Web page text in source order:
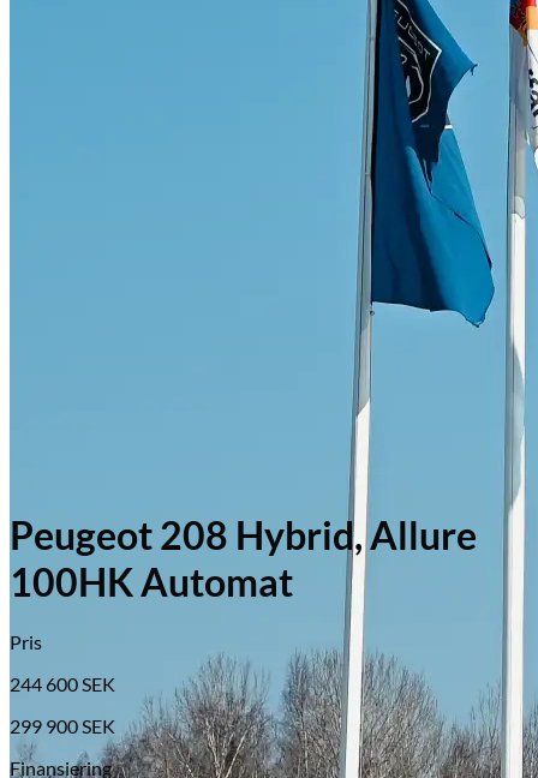
Peugeot 208 Hybrid, Allure
100HK Automat
Pris
244 600SEK
299 900SEK
Finansiering